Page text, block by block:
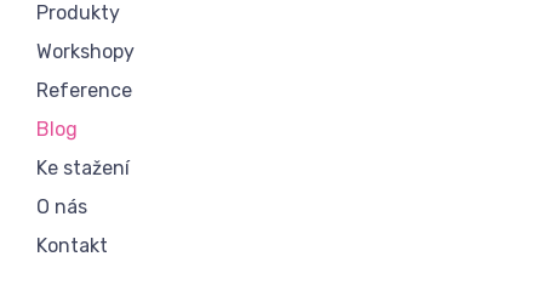
Produkty
Workshopy
Reference
Blog
Ke stažení
O nás
Kontakt